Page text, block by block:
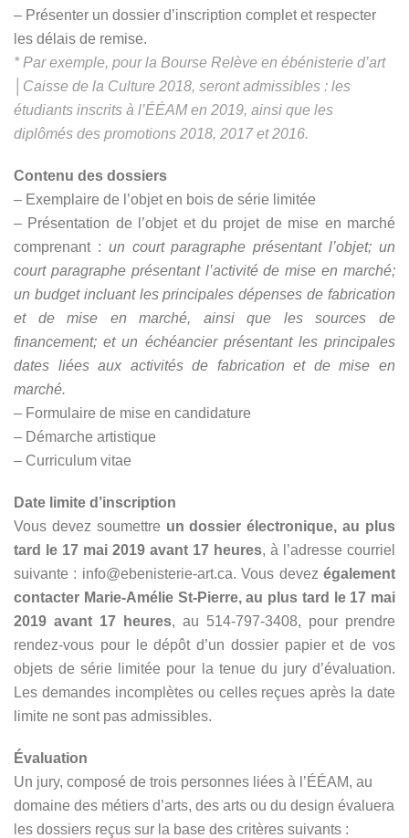
– Présenter un dossier d’inscription complet et respecter
les délais de remise.
* Par exemple, pour la Bourse Relève en ébénisterie d’art
│Caisse de la Culture 2018, seront admissibles : les
étudiants inscrits à l’ÉÉAM en 2019, ainsi que les
diplômés des promotions 2018, 2017 et 2016.
Contenu des dossiers
– Exemplaire de l’objet en bois de série limitée
– Présentation de l’objet et du projet de mise en marché
comprenant : un court paragraphe présentant l’objet; un
court paragraphe présentant l’activité de mise en marché;
un budget incluant les principales dépenses de fabrication
et de mise en marché, ainsi que les sources de
financement; et un échéancier présentant les principales
dates liées aux activités de fabrication et de mise en
marché.
– Formulaire de mise en candidature
– Démarche artistique
– Curriculum vitae
Date limite d’inscription
Vous devez soumettre un dossier électronique, au plus
tard le 17 mai 2019 avant 17 heures, à l’adresse courriel
suivante : info@ebenisterie-art.ca. Vous devezégalement
contacter Marie-Amélie St-Pierre, au plus tard le 17 mai
2019 avant 17 heures, au 514-797-3408, pour prendre
rendez-vous pour le dépôt d’un dossier papier et de vos
objets de série limitée pour la tenue du jury d’évaluation.
Les demandes incomplètes ou celles reçues après la date
limite ne sont pas admissibles.
Évaluation
Un jury, composé de trois personnes liées à l’ÉÉAM, au
domaine des métiers d’arts, des arts ou du design évaluera
les dossiers reçus sur la base des critères suivants :